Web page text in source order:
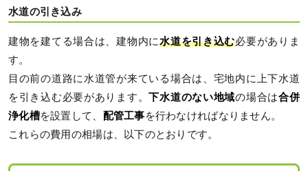
水道の引き込み
建物を建てる場合は、建物内に水道を引き込む必要がありま
す。
目の前の道路に水道管が来ている場合は、宅地内に上下水道
を引き込む必要があります。下水道のない地域の場合は合併
浄化槽を設置して、 配管工事を行わなければなりません。
これらの費用の相場は、以下のとおりです。